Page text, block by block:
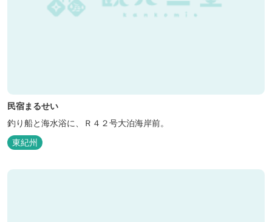
民宿まるせい
釣り船と海水浴に、Ｒ４２号大泊海岸前。
東紀州